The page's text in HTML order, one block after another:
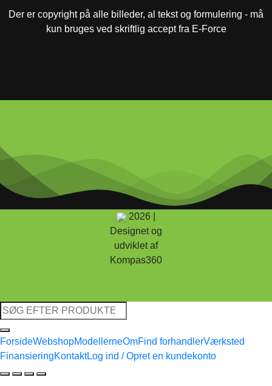
Der er copyright på alle billeder, al tekst og formulering - må
kun bruges ved skriftlig accept fra E-Force
2026 |
Designet og
udviklet af
Kompas360
Søg
efter:
ForsideWebshopModellerneOmFind forhandlerVærksted
FinansieringKontaktLog ind / Opret en kundekonto